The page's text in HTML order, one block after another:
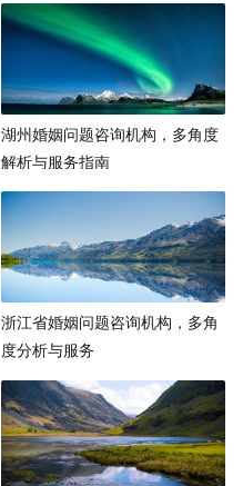
湖州婚姻问题咨询机构，多角度
解析与服务指南
浙江省婚姻问题咨询机构，多角
度分析与服务